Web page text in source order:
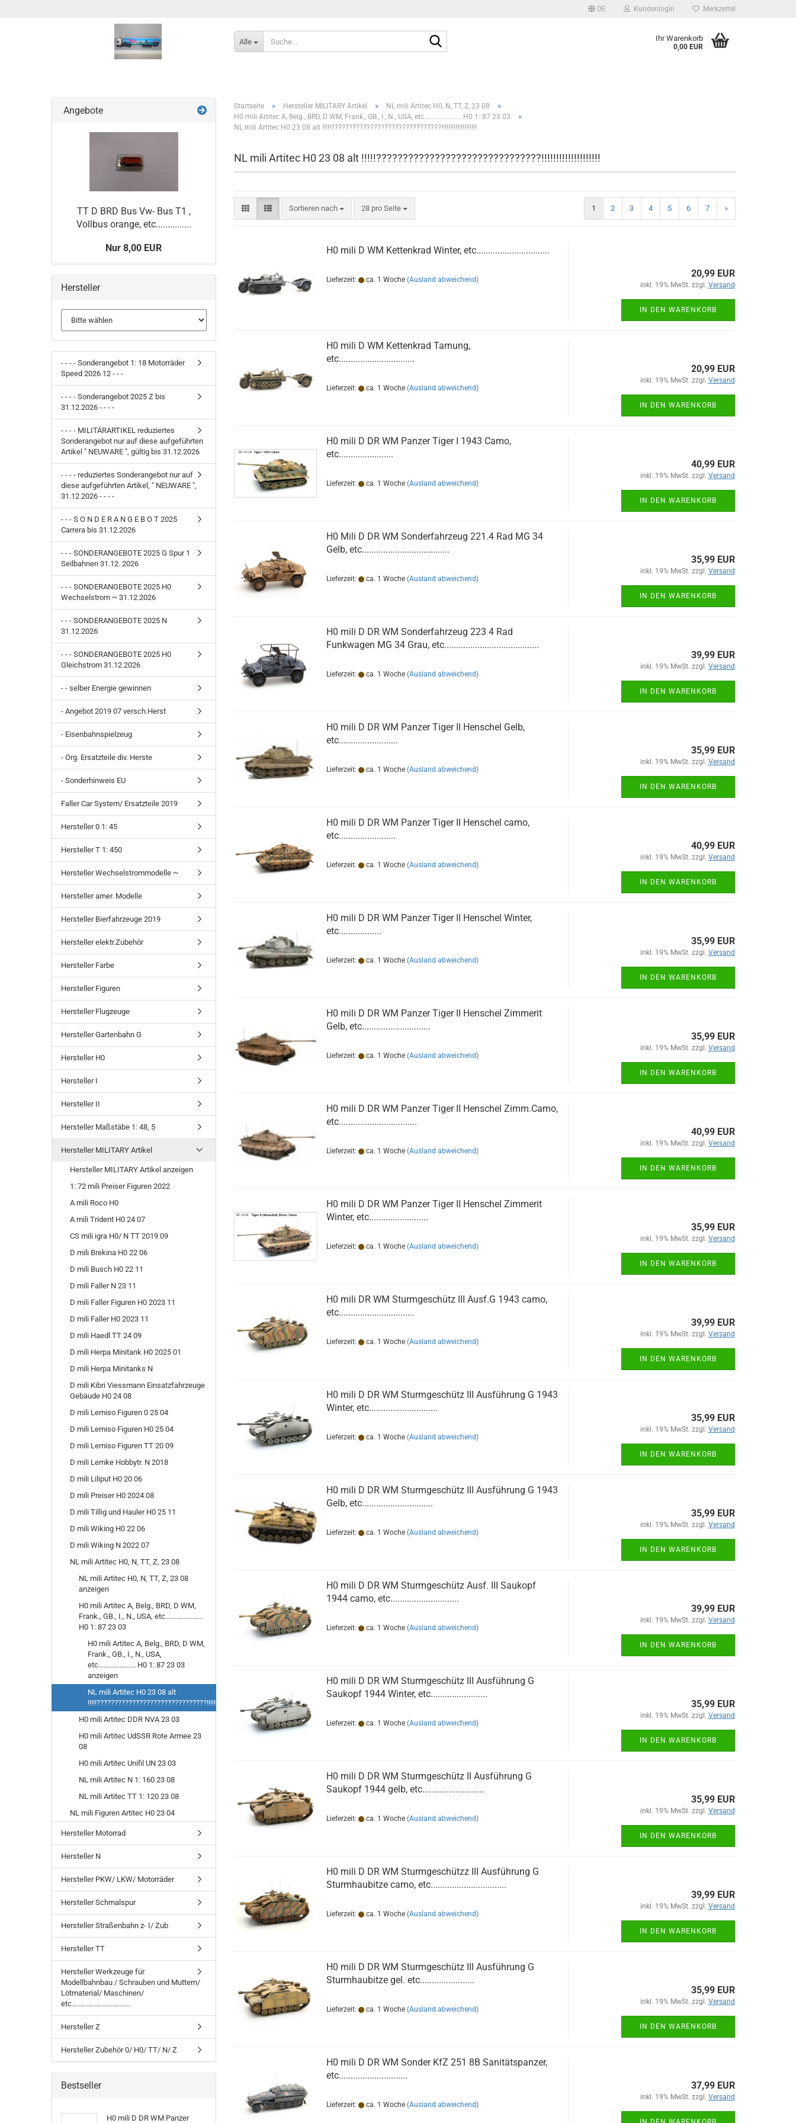
DE Kundenlogin Merkzettel
Alle Ihr Warenkorb
0,00 EUR
Startseite » Hersteller MILITARY Artikel » NL mili Artitec H0, N, TT, Z, 23 08 »
H0 mili Artitec A, Belg., BRD, D WM, Frank., GB., I., N., USA, etc..................... H0 1: 87 23 03 »
NL mili Artitec H0 23 08 alt !!!!!???????????????????????????????!!!!!!!!!!!!!!!!!!!!
NL mili Artitec H0 23 08 alt !!!!!???????????????????????????????!!!!!!!!!!!!!!!!!!!!
Sortieren nach
Sortieren nach 28 pro Seite
pro Seite 1 2 3 4 5 6 7 »
H0 mili D WM Kettenkrad Winter, etc...............................
Lieferzeit: ca. 1 Woche (Ausland abweichend)
20,99 EUR
inkl. 19% MwSt. zzgl. Versand
IN DEN WARENKORB
H0 mili D WM Kettenkrad Tarnung,
etc................................
Lieferzeit: ca. 1 Woche (Ausland abweichend)
20,99 EUR
inkl. 19% MwSt. zzgl. Versand
IN DEN WARENKORB
H0 mili D DR WM Panzer Tiger I 1943 Camo,
etc.......................
Lieferzeit: ca. 1 Woche (Ausland abweichend)
40,99 EUR
inkl. 19% MwSt. zzgl. Versand
IN DEN WARENKORB
H0 Mili D DR WM Sonderfahrzeug 221.4 Rad MG 34
Gelb, etc.....................................
Lieferzeit: ca. 1 Woche (Ausland abweichend)
35,99 EUR
inkl. 19% MwSt. zzgl. Versand
IN DEN WARENKORB
H0 mili D DR WM Sonderfahrzeug 223 4 Rad
Funkwagen MG 34 Grau, etc........................................
Lieferzeit: ca. 1 Woche (Ausland abweichend)
39,99 EUR
inkl. 19% MwSt. zzgl. Versand
IN DEN WARENKORB
H0 mili D DR WM Panzer Tiger II Henschel Gelb,
etc.........................
Lieferzeit: ca. 1 Woche (Ausland abweichend)
35,99 EUR
inkl. 19% MwSt. zzgl. Versand
IN DEN WARENKORB
H0 mili D DR WM Panzer Tiger II Henschel camo,
etc........................
Lieferzeit: ca. 1 Woche (Ausland abweichend)
40,99 EUR
inkl. 19% MwSt. zzgl. Versand
IN DEN WARENKORB
H0 mili D DR WM Panzer Tiger II Henschel Winter,
etc..................
Lieferzeit: ca. 1 Woche (Ausland abweichend)
35,99 EUR
inkl. 19% MwSt. zzgl. Versand
IN DEN WARENKORB
H0 mili D DR WM Panzer Tiger II Henschel Zimmerit
Gelb, etc.............................
Lieferzeit: ca. 1 Woche (Ausland abweichend)
35,99 EUR
inkl. 19% MwSt. zzgl. Versand
IN DEN WARENKORB
H0 mili D DR WM Panzer Tiger II Henschel Zimm.Camo,
etc.................................
Lieferzeit: ca. 1 Woche (Ausland abweichend)
40,99 EUR
inkl. 19% MwSt. zzgl. Versand
IN DEN WARENKORB
H0 mili D DR WM Panzer Tiger II Henschel Zimmerit
Winter, etc.........................
Lieferzeit: ca. 1 Woche (Ausland abweichend)
35,99 EUR
inkl. 19% MwSt. zzgl. Versand
IN DEN WARENKORB
H0 mili DR WM Sturmgeschütz III Ausf.G 1943 camo,
etc................................
Lieferzeit: ca. 1 Woche (Ausland abweichend)
39,99 EUR
inkl. 19% MwSt. zzgl. Versand
IN DEN WARENKORB
H0 mili D DR WM Sturmgeschütz III Ausführung G 1943
Winter, etc.............................
Lieferzeit: ca. 1 Woche (Ausland abweichend)
35,99 EUR
inkl. 19% MwSt. zzgl. Versand
IN DEN WARENKORB
H0 mili D DR WM Sturmgeschütz III Ausführung G 1943
Gelb, etc..............................
Lieferzeit: ca. 1 Woche (Ausland abweichend)
35,99 EUR
inkl. 19% MwSt. zzgl. Versand
IN DEN WARENKORB
H0 mili D DR WM Sturmgeschütz Ausf. III Saukopf
1944 camo, etc.............................
Lieferzeit: ca. 1 Woche (Ausland abweichend)
39,99 EUR
inkl. 19% MwSt. zzgl. Versand
IN DEN WARENKORB
H0 mili D DR WM Sturmgeschütz III Ausführung G
Saukopf 1944 Winter, etc........................
Lieferzeit: ca. 1 Woche (Ausland abweichend)
35,99 EUR
inkl. 19% MwSt. zzgl. Versand
IN DEN WARENKORB
H0 mili D DR WM Sturmgeschütz II Ausführung G
Saukopf 1944 gelb, etc..........................
Lieferzeit: ca. 1 Woche (Ausland abweichend)
35,99 EUR
inkl. 19% MwSt. zzgl. Versand
IN DEN WARENKORB
H0 mili D DR WM Sturmgeschützz III Ausführung G
Sturmhaubitze camo, etc................................
Lieferzeit: ca. 1 Woche (Ausland abweichend)
39,99 EUR
inkl. 19% MwSt. zzgl. Versand
IN DEN WARENKORB
H0 mili D DR WM Sturmgeschütz III Ausführung G
Sturmhaubitze gel. etc.......................
Lieferzeit: ca. 1 Woche (Ausland abweichend)
35,99 EUR
inkl. 19% MwSt. zzgl. Versand
IN DEN WARENKORB
H0 mili D DR WM Sonder KfZ 251 8B Sanitätspanzer,
etc.............................
Lieferzeit: ca. 1 Woche (Ausland abweichend)
37,99 EUR
inkl. 19% MwSt. zzgl. Versand
Angebote
TT D BRD Bus Vw- Bus T1 ,
Vollbus orange, etc...............
Nur 8,00 EUR
Hersteller
- - - - Sonderangebot 1: 18 Motorräder
Speed 2026 12 - - -
- - - - Sonderangebot 2025 Z bis
31.12.2026 - - - -
- - - - MILITÄRARTIKEL reduziertes
Sonderangebot nur auf diese aufgeführten
Artikel " NEUWARE ", gültig bis 31.12.2026
- - - - reduziertes Sonderangebot nur auf
diese aufgeführten Artikel, " NEUWARE ",
31.12.2026 - - - -
- - - S O N D E R A N G E B O T 2025
Carrera bis 31.12.2026
- - - SONDERANGEBOTE 2025 G Spur 1
Seilbahnen 31.12. 2026
- - - SONDERANGEBOTE 2025 H0
Wechselstrom ~ 31.12.2026
- - - SONDERANGEBOTE 2025 N
31.12.2026
- - - SONDERANGEBOTE 2025 H0
Gleichstrom 31.12.2026
- - selber Energie gewinnen
- Angebot 2019 07 versch.Herst
- Eisenbahnspielzeug
- Org. Ersatzteile div. Herste
- Sonderhinweis EU
Faller Car System/ Ersatzteile 2019
Hersteller 0 1: 45
Hersteller T 1: 450
Hersteller Wechselstrommodelle ~
Hersteller amer. Modelle
Hersteller Bierfahrzeuge 2019
Hersteller elektr.Zubehör
Hersteller Farbe
Hersteller Figuren
Hersteller Flugzeuge
Hersteller Gartenbahn G
Hersteller H0
Hersteller I
Hersteller II
Hersteller Maßstäbe 1: 48, 5
Hersteller MILITARY Artikel
Hersteller MILITARY Artikel anzeigen
1: 72 mili Preiser Figuren 2022
A mili Roco H0
A mili Trident H0 24 07
CS mili igra H0/ N TT 2019 09
D mili Brekina H0 22 06
D mili Busch H0 22 11
D mili Faller N 23 11
D mili Faller Figuren H0 2023 11
D mili Faller H0 2023 11
D mili Haedl TT 24 09
D mili Herpa Minitank H0 2025 01
D mili Herpa Minitanks N
D mili Kibri Viessmann Einsatzfahrzeuge
Gebäude H0 24 08
D mili Lemiso Figuren 0 25 04
D mili Lemiso Figuren H0 25 04
D mili Lemiso Figuren TT 20 09
D mili Lemke Hobbytr. N 2018
D mili Liliput H0 20 06
D mili Preiser H0 2024 08
D mili Tillig und Hauler H0 25 11
D mili Wiking H0 22 06
D mili Wiking N 2022 07
NL mili Artitec H0, N, TT, Z, 23 08
NL mili Artitec H0, N, TT, Z, 23 08
anzeigen
H0 mili Artitec A, Belg., BRD, D WM,
Frank., GB., I., N., USA, etc.....................
H0 1: 87 23 03
H0 mili Artitec A, Belg., BRD, D WM,
Frank., GB., I., N., USA,
etc..................... H0 1: 87 23 03
anzeigen
NL mili Artitec H0 23 08 alt
!!!!!???????????????????????????????!!!!!!!!!!!!!!!!!!!!
H0 mili Artitec DDR NVA 23 03
H0 mili Artitec UdSSR Rote Armee 23
08
H0 mili Artitec Unifil UN 23 03
NL mili Artitec N 1: 160 23 08
NL mili Artitec TT 1: 120 23 08
NL mili Figuren Artitec H0 23 04
Hersteller Motorrad
Hersteller N
Hersteller PKW/ LKW/ Motorräder
Hersteller Schmalspur
Hersteller Straßenbahn z- I/ Zub
Hersteller TT
Hersteller Werkzeuge für
Modellbahnbau / Schrauben und Muttern/
Lötmaterial/ Maschinen/
etc.................................
Hersteller Z
Hersteller Zubehör 0/ H0/ TT/ N/ Z
Bestseller
H0 mili D DR WM Panzer